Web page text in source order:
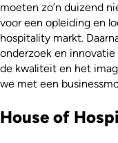
moeten zo’n duizend
voor een opleiding en
hospitality markt.
onderzoek en
de kwaliteit en het
we met een
House of